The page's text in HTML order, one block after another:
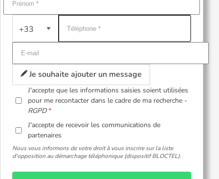
+33
Je souhaite ajouter un message
J'accepte que les informations saisies soient utilisées
pour me recontacter dans le cadre de ma recherche -
RGPD
J'accepte de recevoir les communications de
partenaires
Nous vous informons de votre droit à vous inscrire sur la liste
d'opposition au démarchage téléphonique (dispositif BLOCTEL).